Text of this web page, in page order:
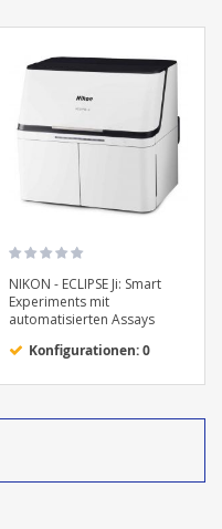
NIKON - ECLIPSE Ji: Smart
Experiments mit
automatisierten Assays
Konfigurationen: 0